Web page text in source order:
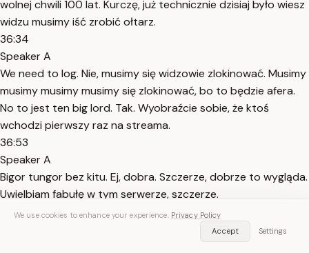
wolnej chwili 100 lat. Kurczę, już technicznie dzisiaj było wiesz
widzu musimy iść zrobić ołtarz.
36:34
Speaker A
We need to log. Nie, musimy się widzowie zlokinować. Musimy
musimy musimy musimy się zlokinować, bo to będzie afera.
No to jest ten big lord. Tak. Wyobraźcie sobie, że ktoś
wchodzi pierwszy raz na streama.
36:53
Speaker A
Bigor tungor bez kitu. Ej, dobra. Szczerze, dobrze to wygląda.
Uwielbiam fabułę w tym serwerze, szczerze.
37:06
O kurde. Idę na górę. Nie idę na górę. Oni go serio biorą. Oni
We use cookies to enhance your experience. Privacy Policy
Accept
Settings